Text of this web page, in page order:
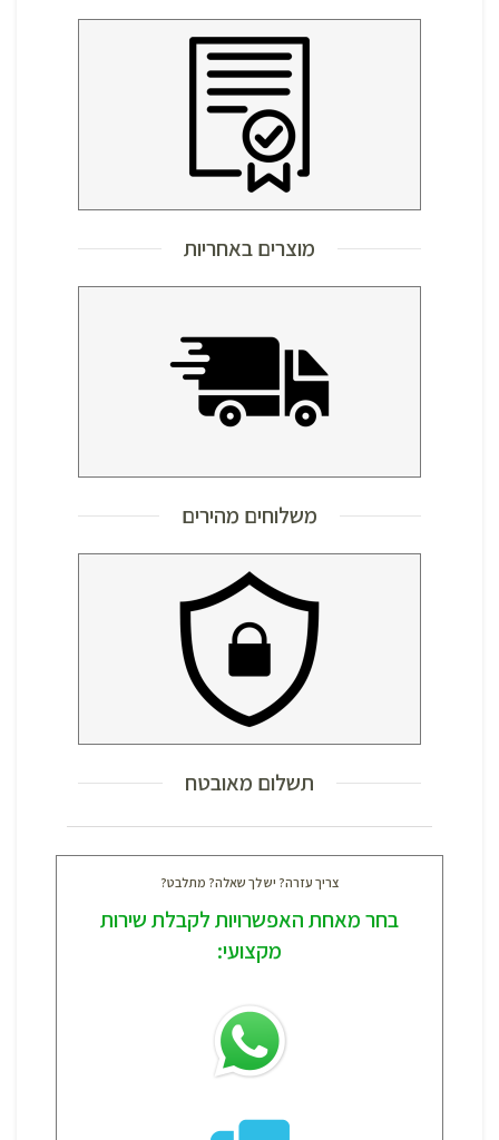
מוצרים באחריות
משלוחים מהירים
תשלום מאובטח
צריך עזרה? יש לך שאלה? מתלבט?
בחר מאחת האפשרויות לקבלת שירות
מקצועי: